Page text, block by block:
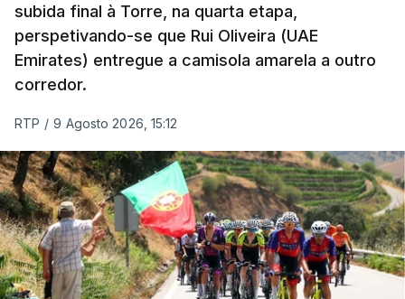
Marítimo na receção ao Casa Pia (1-0).
Programa da 1.ª jornada
Estoril Praia – Famalicão, 1-1
Sábado
Marítimo - Casa Pia, 1-0
Vitória de Guimarães – Arouca, 0-1
Estrela Amadora – Sporting, 2-2
subida final à Torre, na quarta etapa,
perspetivando-se que Rui Oliveira (UAE
Emirates) entregue a camisola amarela a outro
corredor.
RTP / 9 Agosto 2026, 15:12